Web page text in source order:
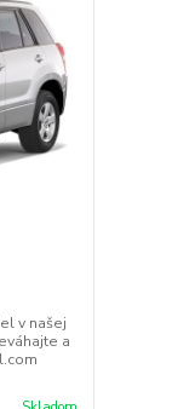
v našej
a